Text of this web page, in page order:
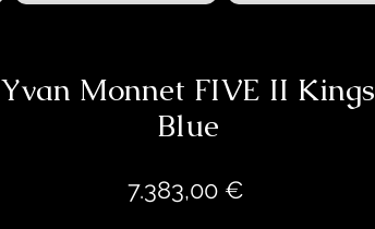
Yvan Monnet FIVE II Kings
Blue
7.383,00 €Preis